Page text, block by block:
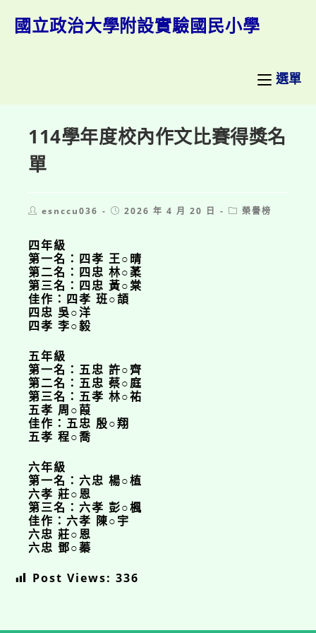
國立政治大學附設實驗國民小學
選單
114學年度校內作文比賽得獎名
單
Postesnccu036
Post2026 年 4 月 20 日
Post榮譽榜
四年級
第一名：四孝 王○晴
第二名：四忠 林○葇
第三名：四忠 黃○棠
佳作：四孝 班○頡
四忠 吳○洋
四孝 李○毅
五年級
第一名：五忠 許○齊
第二名：五忠 蔡○庭
第三名：五孝 林○祐
五孝 周○葭
佳作：五忠 殷○翔
五孝 程○喬
六年級
第一名：六忠 楊○植
六孝 莊○恩
第三名：六孝 彭○楓
佳作：六孝 陳○宇
六忠 莊○恩
六忠 鄧○蓁
Post Views: 336